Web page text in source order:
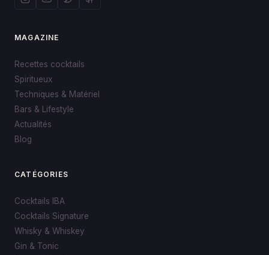
MAGAZINE
Recettes cocktails
Spiritueux
Techniques & Matériel
Bars & Lifestyle
Actualités
Blog
CATÉGORIES
Cocktails IBA
Cocktails Signature
Whisky & Whiskey
Gin & Tonic